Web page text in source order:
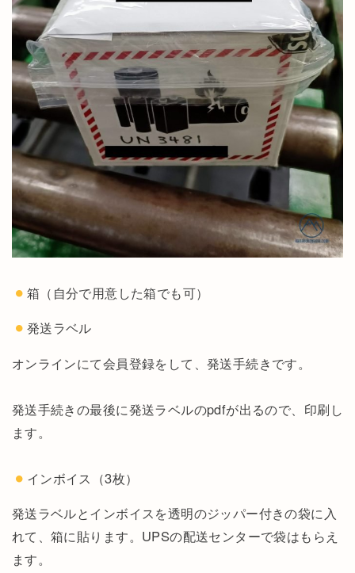
箱（自分で用意した箱でも可）
発送ラベル
オンラインにて会員登録をして、発送手続きです。
発送手続きの最後に発送ラベルのpdfが出るので、印刷し
ます。
インボイス（3枚）
発送ラベルとインボイスを透明のジッパー付きの袋に入
れて、箱に貼ります。UPSの配送センターで袋はもらえ
ます。